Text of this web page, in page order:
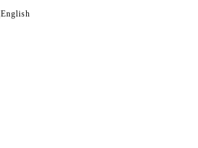
English